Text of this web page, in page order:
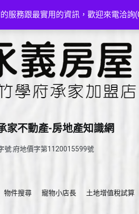
服務跟最實用的資訊，歡迎來電洽
家不動產-房地產知識網
號:府地價字第1120015599號
物件搜尋 寵物小店長 土地增值稅試算